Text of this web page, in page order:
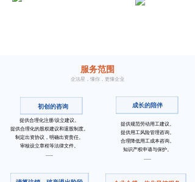
成长的陪伴
提供规范劳动用工建议。
提供用工风险管理咨询。
合理降低用工成本咨询。
知识产权申请与保护。
......
提供合理化注册/设立建议。
提供合理化的股权建议和退股制度。
制定出资协议，明确出资责任。
审核设立章程等法律文件。
......
初创的咨询
服务范围
企法星，懂你，更懂企业